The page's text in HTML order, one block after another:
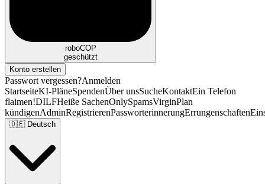
roboCOP
geschützt
Konto erstellen
Passwort vergessen?Anmelden
StartseiteKI-PläneSpendenÜber unsSucheKontaktEin Telefon
flaimen!DILFHeiße SachenOnlySpamsVirginPlan
kündigenAdminRegistrierenPassworterinnerungErrungenschaften
🇩🇪 Deutsch